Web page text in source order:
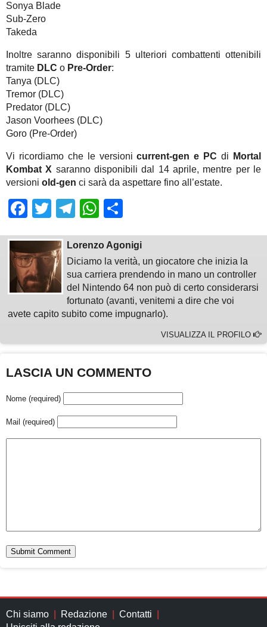
Sonya Blade
Sub-Zero
Takeda
Inoltre saranno disponibili 5 ulteriori combattenti ottenibili
tramite DLC o Pre-Order:
Tanya (DLC)
Tremor (DLC)
Predator (DLC)
Jason Voorhees (DLC)
Goro (Pre-Order)
Vi ricordiamo che le versionicurrent-gen e PC di
Mortal
Kombat X saranno disponibili dal 14 aprile, mentre per le
versioni old-gen ci sarà da aspettare fino all’estate.
Facebook
TwitterTelegram
WhatsApp
Lorenzo Agonigi
Diciamo la verità, un giocatore che inizia la
sua carriera prendendo in mano un controller
del Nintendo 64 non può di certo considerarsi
fortunato (avanti, venitemi a dire che voi
avete capito subito come impugnarlo).
VISUALIZZA IL PROFILO
LASCIA UN COMMENTO
Nome (required)
Mail (required)
Chi siamo Redazione
Contatti